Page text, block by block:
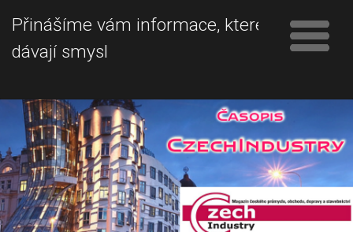
Přinášíme vám informace, které
dávají smysl